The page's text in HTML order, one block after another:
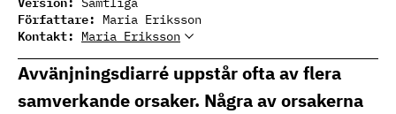
Författare: Maria Eriksson
Kontakt: Maria Eriksson
Maria Eriksson
Ämnesansvarig gris
maria.eriksson@ri.se
010-516 65 37
Avvänjningsdiarré uppstår ofta av flera
samverkande orsaker. Några av orsakerna